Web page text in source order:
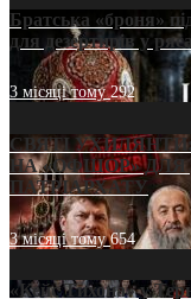
Братська «броня»
для дезертирів у
3 місяці тому292
СВЯТІ
НА «ОФШОР» ДЛЯ
ПАТРІАРХАТУ
3 місяці тому654
«Кейс Тихона» у